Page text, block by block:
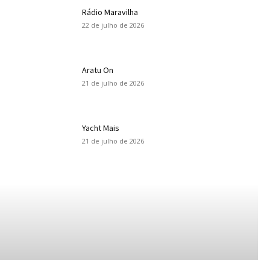
Rádio Maravilha
22 de julho de 2026
Aratu On
21 de julho de 2026
Yacht Mais
21 de julho de 2026